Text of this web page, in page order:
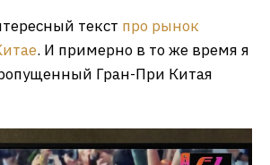
текст про рынок
. И примерно в то же время я
Гран-При Китая